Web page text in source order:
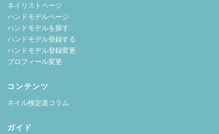
ネイリストページ
ハンドモデルページ
ハンドモデルを探す
ハンドモデル登録する
ハンドモデル登録変更
プロフィール変更
コンテンツ
ネイル検定道コラム
ガイド